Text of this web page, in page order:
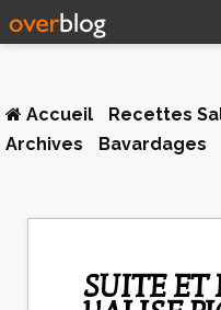
Accueil Recettes
Archives
Bavardages
SUITE ET FIN DE LA